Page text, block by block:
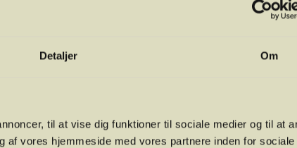
Detaljer Om
til at vise dig funktioner til sociale medier og til at
vores hjemmeside med vores partnere inden for sociale